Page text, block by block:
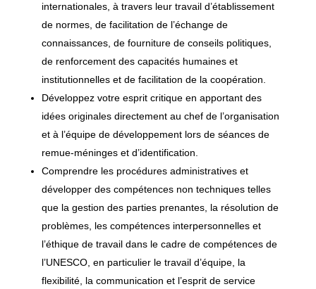
internationales, à travers leur travail d’établissement
de normes, de facilitation de l’échange de
connaissances, de fourniture de conseils politiques,
de renforcement des capacités humaines et
institutionnelles et de facilitation de la coopération.
Développez votre esprit critique en apportant des
idées originales directement au chef de l’organisation
et à l’équipe de développement lors de séances de
remue-méninges et d’identification.
Comprendre les procédures administratives et
développer des compétences non techniques telles
que la gestion des parties prenantes, la résolution de
problèmes, les compétences interpersonnelles et
l’éthique de travail dans le cadre de compétences de
l’UNESCO, en particulier le travail d’équipe, la
flexibilité, la communication et l’esprit de service